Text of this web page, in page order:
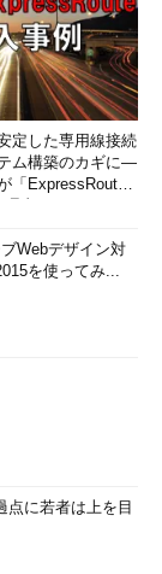
定した専用線接続
ム構築のカギに―
「ExpressRout
Webデザイン対
を使ってみ...
点に若者は上を目